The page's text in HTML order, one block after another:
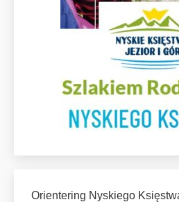
Orientering Nyskiego